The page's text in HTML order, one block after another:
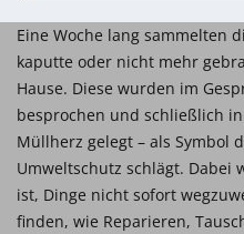
Eine Woche lang sammelten
kaputte oder nicht mehr
Hause. Diese wurden im
besprochen und schließlich
Müllherz gelegt – als Symbol
Umweltschutz schlägt. Dabei
ist, Dinge nicht sofort
finden, wie Reparieren,